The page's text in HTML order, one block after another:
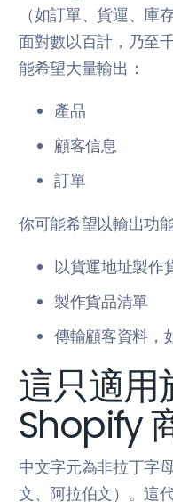
（如訂單、貨運、庫
面對數以百計，乃至
能希望大量輸出：
產品
顧客信息
訂單
你可能希望以輸出功
以貨運地址製作
製作貨品清單
傳輸顧客資料，
這只適用
Shopify
中文字元為非拉丁字
文、阿拉伯文）。這